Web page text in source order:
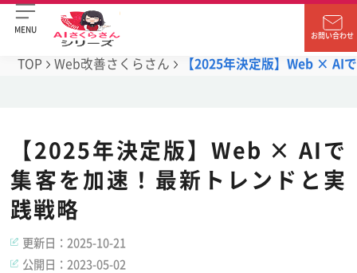
MENU
お問い合わせ
TOP Web改善さくらさん 【2025年決定版】Web × AI
【2025年決定版】Web × AIで
集客を加速！最新トレンドと実
践戦略
更新日：2025-10-21
公開日：2023-05-02